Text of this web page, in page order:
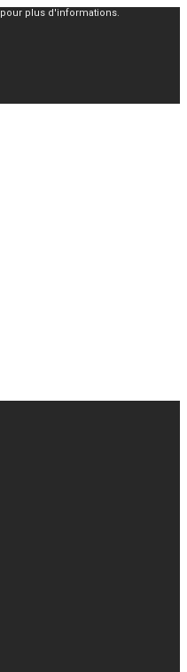
pour plus d'informations.